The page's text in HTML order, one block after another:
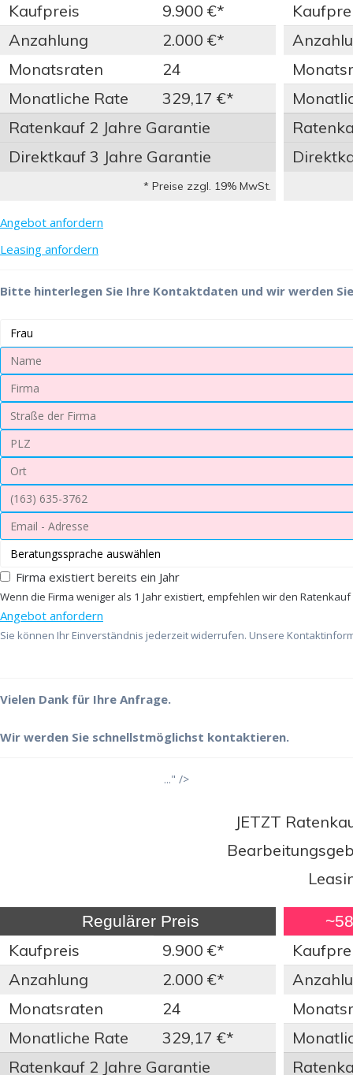
Kaufpreis
9.900 €*
Anzahlung
2.000 €*
Monatsraten
24
Monatliche Rate
329,17 €*
Ratenkauf 2 Jahre Garantie
Direktkauf 3 Jahre Garantie
* Preise zzgl. 19% MwSt.
Angebot anfordern
Leasing anfordern
Bitte hinterlegen Sie Ihre Kontaktdaten und wir werden
Firma existiert bereits ein Jahr
Wenn die Firma weniger als 1 Jahr existiert, empfehlen wir den Ratenkauf
Angebot anfordern
Sie können Ihr Einverständnis jederzeit widerrufen. Unsere
Vielen Dank für Ihre Anfrage.
Wir werden Sie schnellstmöglichst kontaktieren.
..." />
JETZT
Regulärer Preis
Kaufpreis
9.900 €*
Anzahlung
2.000 €*
Monatsraten
24
Monatliche Rate
329,17 €*
Ratenkauf 2 Jahre Garantie